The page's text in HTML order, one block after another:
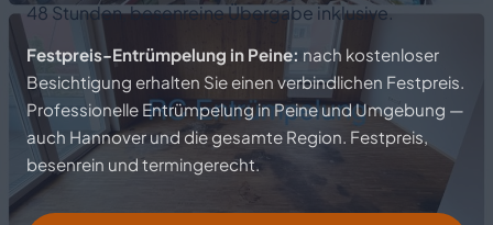
Geschäftsauflösung
Industrieauflösung
Büroräumung
Dokumentenvernichtung
Teilräumung
Lagerentrümpelung
Kernsanierung
Wandabriss
Hausabriss
Transport & Umzug
Tatortreinigung
Ablauf
Ankauf
Ratgeber
FAQ
48 Stunden, besenreine Übergabe inklusive.
Festpreis-Entrümpelung in Peine: nach kostenloser
Besichtigung erhalten Sie einen verbindlichen Festpreis.
Professionelle Entrümpelung in Peine und Umgebung —
auch Hannover und die gesamte Region. Festpreis,
besenrein und termingerecht.